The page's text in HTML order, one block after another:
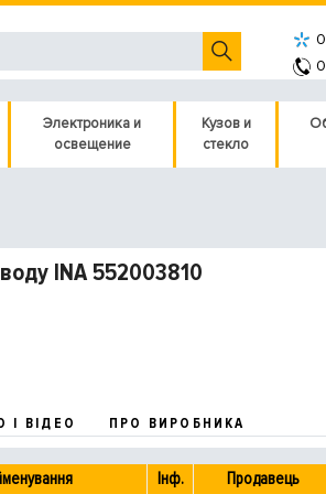
Электроника и
освещение
Кузов и
стекло
INA 552003810
І ВІДЕО ПРО ВИРОБНИКА
Інф. Продавець